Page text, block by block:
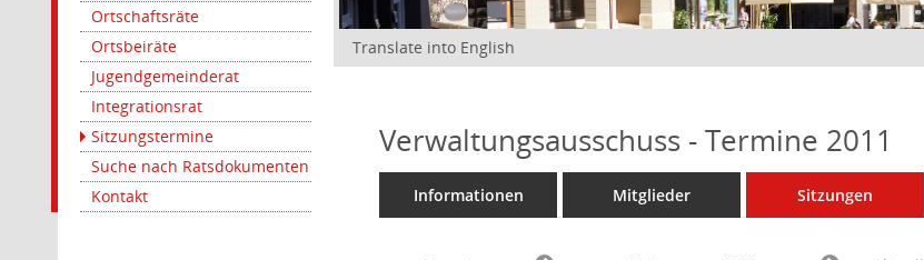
Ortschaftsräte
Ortsbeiräte
Jugendgemeinderat
Integrationsrat
Sitzungstermine
Suche nach Ratsdokumenten
Kontakt
Translate into English
Verwaltungsausschuss - Termine 2011
Informationen Mitglieder Sitzungen